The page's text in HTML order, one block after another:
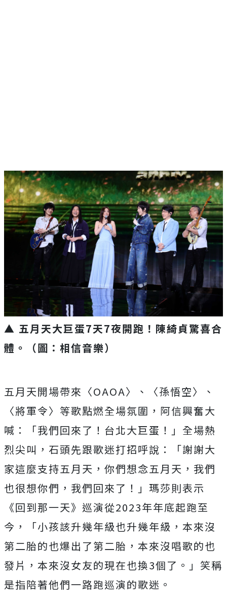
▲ 五月天大巨蛋7天7夜開跑！陳綺貞驚喜合
體。（圖：相信音樂）
五月天開場帶來〈OAOA〉、〈孫悟空〉、
〈將軍令〉 等歌點燃全場氛圍，阿信興奮大
喊：「我們回來了！台北大巨蛋！」 全場熱
烈尖叫，石頭先跟歌迷打招呼說：「謝謝大
家這麼支持五月天，你們想念五月天，我們
也很想你們， 我們回來了！」瑪莎則表示
《回到那一天》巡演從2023年年底起跑至
今，「小孩該升幾年級也升幾年級， 本來沒
第二胎的也爆出了第二胎，本來沒唱歌的也
發片， 本來沒女友的現在也換3個了。」 笑稱
是指陪著他們一路跑巡演的歌迷。